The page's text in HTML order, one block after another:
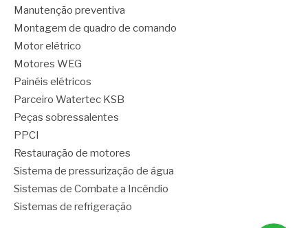
Manutenção preventiva
Montagem de quadro de comando
Motor elétrico
Motores WEG
Painéis elétricos
Parceiro Watertec KSB
Peças sobressalentes
PPCI
Restauração de motores
Sistema de pressurização de água
Sistemas de Combate a Incêndio
Sistemas de refrigeração